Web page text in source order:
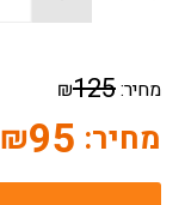
מחיר:125
₪
מחיר: 95
₪